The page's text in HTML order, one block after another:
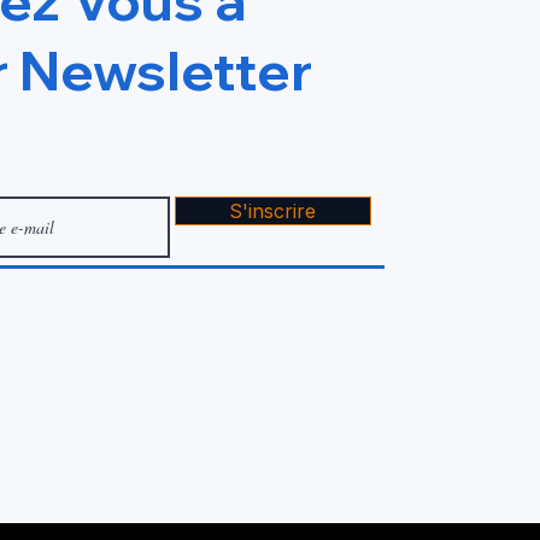
Newsletter
S'inscrire